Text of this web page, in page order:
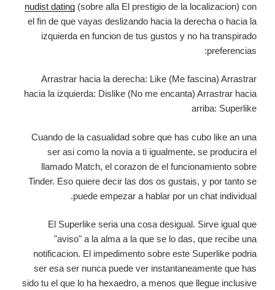
nudist dating (sobre alla El prestigio de la localizacion) con
el fin de que vayas deslizando hacia la derecha o hacia la
izquierda en funcion de tus gustos y no ha transpirado
preferencias:
Arrastrar hacia la derecha: Like (Me fascina) Arrastrar
hacia la izquierda: Dislike (No me encanta) Arrastrar hacia
arriba: Superlike
Cuando de la casualidad sobre que has cubo like an una
ser asi­ como la novia a ti igualmente, se producira el
llamado Match, el corazon de el funcionamiento sobre
Tinder. Eso quiere decir las dos os gustais, y por tanto se
puede empezar a hablar por un chat individual.
El Superlike seri­a una cosa desigual. Sirve igual que
"aviso" a la alma a la que se lo das, que recibe una
notificacion. El impedimento sobre este Superlike podri­a
ser esa ser nunca puede ver instantaneamente que has
sido tu el que lo ha hexaedro, a menos que llegue inclusive